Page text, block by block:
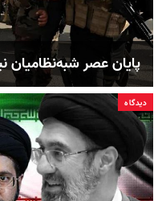
پایان عصر شبه‌نظامیان
دیدگاه